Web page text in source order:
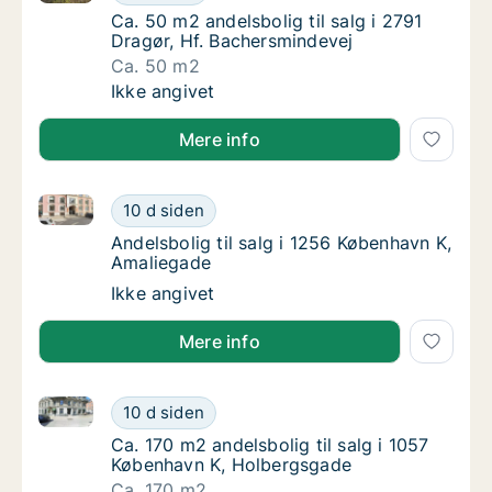
Ca. 50 m2 andelsbolig til salg i 2791
Ca. 50 m2 andelsbolig til salg i 2791
Dragør, Hf. Bachersmindevej
Ca. 50 m2
Ca. 50 m2 andelsbolig til salg i 2791
Ikke angivet
Mere info
Andelsbolig til salg i 1256 København K,
10 d siden
Andelsbolig til salg i 1256 København K, Amaliegade
Andelsbolig til salg i 1256 København K,
Andelsbolig til salg i 1256 København K,
Amaliegade
Andelsbolig til salg i 1256 København K,
Ikke angivet
Mere info
Ca. 170 m2 andelsbolig til salg i 1057
10 d siden
Ca. 170 m2 andelsbolig til salg i 1057 København K,
Ca. 170 m2 andelsbolig til salg i 1057
Ca. 170 m2 andelsbolig til salg i 1057
København K, Holbergsgade